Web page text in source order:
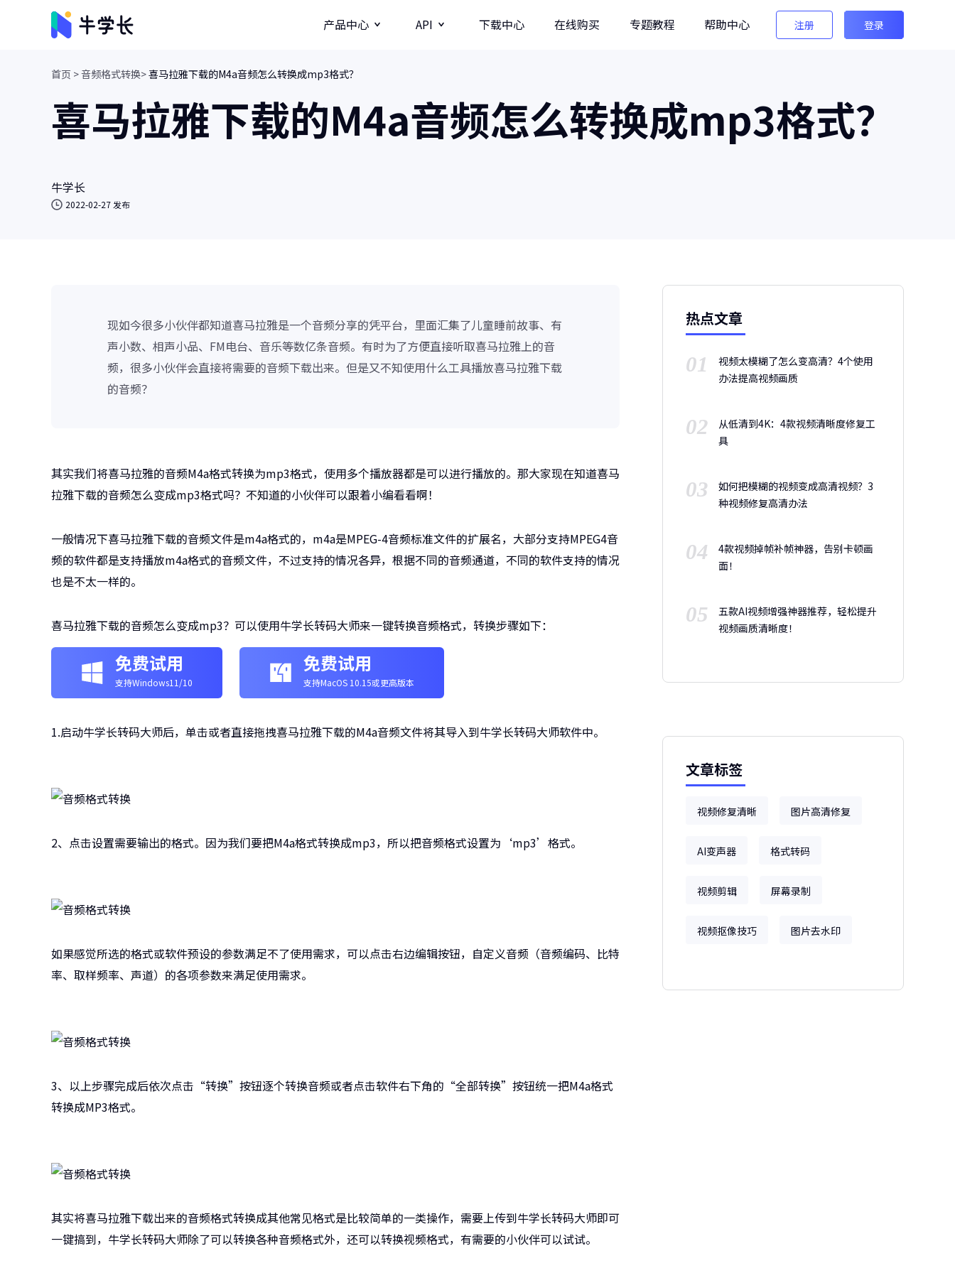
产品中心
视频创意
牛小影
画质增强/视频修复/AI视频抠像
牛学长录屏工具
多种录制方式/直播录制/课程模板
图法法AI图像检测
AI生图检测/AI换脸检测
API
牛学长图片增强API
下载中心 在线购买 专题教程 帮助中心 注册 登录
首页 >音频格式转换>喜马拉雅下载的M4a音频怎么转换成mp3格式？
喜马拉雅下载的M4a音频怎么转换成mp3格式？
牛学长
2022-02-27 发布
现如今很多小伙伴都知道喜马拉雅是一个音频分享的凭平台，里面汇集了儿童睡前故事、有
声小数、相声小品、FM电台、音乐等数亿条音频。有时为了方便直接听取喜马拉雅上的音
频，很多小伙伴会直接将需要的音频下载出来。但是又不知使用什么工具播放喜马拉雅下载
的音频？
其实我们将喜马拉雅的音频M4a格式转换为mp3格式，使用多个播放器都是可以进行播放的。那大家现在知道喜马
拉雅下载的音频怎么变成mp3格式吗？不知道的小伙伴可以跟着小编看看啊！
一般情况下喜马拉雅下载的音频文件是m4a格式的，m4a是MPEG-4音频标准文件的扩展名，大部分支持MPEG4音
频的软件都是支持播放m4a格式的音频文件，不过支持的情况各异，根据不同的音频通道，不同的软件支持的情况
也是不太一样的。
喜马拉雅下载的音频怎么变成mp3？可以使用牛学长转码大师来一键转换音频格式，转换步骤如下：
免费试用
支持Windows11/10
免费试用
支持MacOS 10.15或更高版本
1.启动牛学长转码大师后，单击或者直接拖拽喜马拉雅下载的M4a音频文件将其导入到牛学长转码大师软件中。
2、点击设置需要输出的格式。因为我们要把M4a格式转换成mp3，所以把音频格式设置为‘mp3’格式。
如果感觉所选的格式或软件预设的参数满足不了使用需求，可以点击右边编辑按钮，自定义音频（音频编码、比特
率、取样频率、声道）的各项参数来满足使用需求。
3、以上步骤完成后依次点击“转换”按钮逐个转换音频或者点击软件右下角的“全部转换”按钮统一把M4a格式
转换成MP3格式。
其实将喜马拉雅下载出来的音频格式转换成其他常见格式是比较简单的一类操作，需要上传到牛学长转码大师即可
一键搞到，牛学长转码大师除了可以转换各种音频格式外，还可以转换视频格式，有需要的小伙伴可以试试。
热点文章
01
视频太模糊了怎么变高清？4个使用
办法提高视频画质
02
从低清到4K：4款视频清晰度修复工
具
03
如何把模糊的视频变成高清视频？3
种视频修复高清办法
04
4款视频掉帧补帧神器，告别卡顿画
面！
05
五款AI视频增强神器推荐，轻松提升
视频画质清晰度！
文章标签
视频修复清晰 图片高清修复
AI变声器 格式转码
视频剪辑 屏幕录制
视频抠像技巧 图片去水印